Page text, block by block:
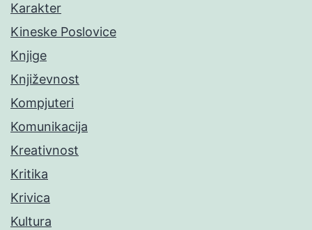
Karakter
Kineske Poslovice
Knjige
Književnost
Kompjuteri
Komunikacija
Kreativnost
Kritika
Krivica
Kultura